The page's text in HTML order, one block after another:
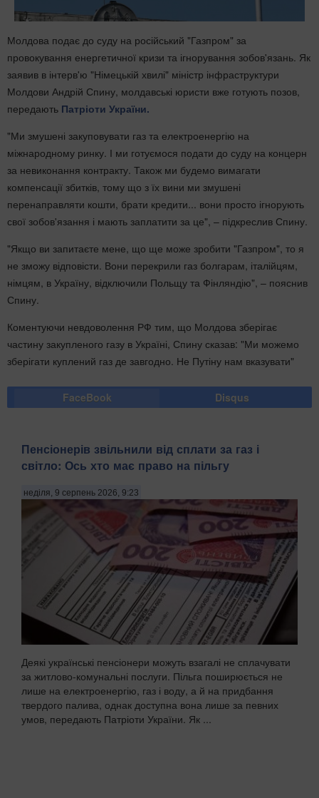
Молдова подає до суду на російський "Газпром" за
провокування енергетичної кризи та ігнорування зобов'язань. Як
заявив в інтерв'ю "Німецькій хвилі" міністр інфраструктури
Молдови Андрій Спину, молдавські юристи вже готують позов,
передають Патріоти України.
"Ми змушені закуповувати газ та електроенергію на
міжнародному ринку. І ми готуємося подати до суду на концерн
за невиконання контракту. Також ми будемо вимагати
компенсації збитків, тому що з їх вини ми змушені
перенаправляти кошти, брати кредити... вони просто ігнорують
свої зобов'язання і мають заплатити за це", – підкреслив Спину.
"Якщо ви запитаєте мене, що ще може зробити "Газпром", то я
не зможу відповісти. Вони перекрили газ болгарам, італійцям,
німцям, в Україну, відключили Польщу та Фінляндію", – пояснив
Спину.
Коментуючи невдоволення РФ тим, що Молдова зберігає
частину закупленого газу в Україні, Спину сказав: "Ми можемо
зберігати куплений газ де завгодно. Не Путіну нам вказувати"
FaceBook Disqus
Пенсіонерів звільнили від сплати за газ і
світло: Ось хто має право на пільгу
неділя, 9 серпень 2026, 9:23
Деякі українські пенсіонери можуть взагалі не сплачувати
за житлово-комунальні послуги. Пільга поширюється не
лише на електроенергію, газ і воду, а й на придбання
твердого палива, однак доступна вона лише за певних
умов, передають Патріоти України. Як ...